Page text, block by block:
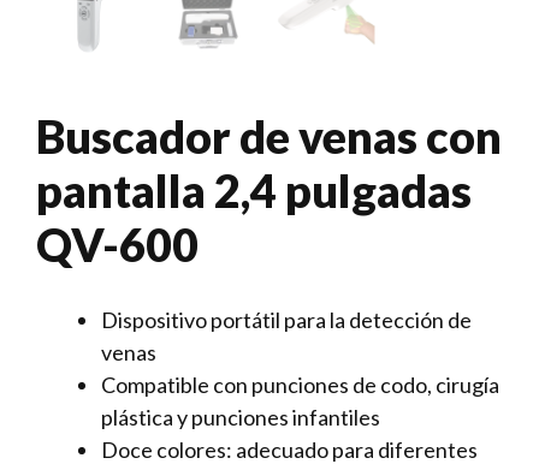
Buscador de venas con
pantalla 2,4 pulgadas
QV-600
Dispositivo portátil para la detección de
venas
Compatible con punciones de codo, cirugía
plástica y punciones infantiles
Doce colores: adecuado para diferentes